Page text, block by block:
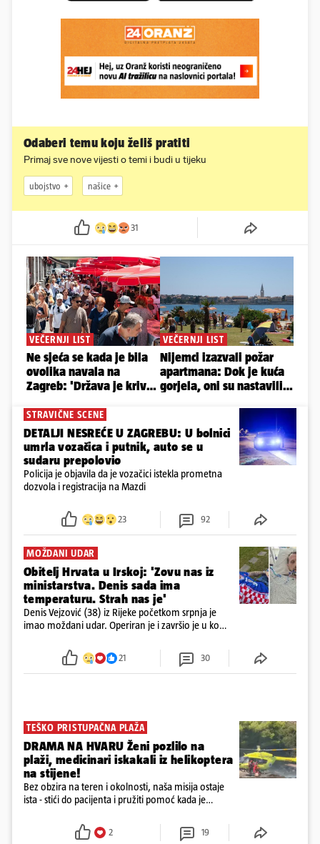
Odaberi temu koju želiš pratiti
Primaj sve nove vijesti o temi i budi u tijeku
ubojstvo našice
31
STRAVIČNE SCENE
DETALJI NESREĆE U ZAGREBU: U bolnici
umrla vozačica i putnik, auto se u
sudaru prepolovio
Policija je objavila da je vozačici istekla prometna
dozvola i registracija na Mazdi
23 92
MOŽDANI UDAR
Obitelj Hrvata u Irskoj: 'Zovu nas iz
ministarstva. Denis sada ima
temperaturu. Strah nas je'
Denis Vejzović (38) iz Rijeke početkom srpnja je
imao moždani udar. Operiran je i završio je u komi.
tamošnji liječnici ne vjeruju u oporavak: 'Imamo
21 30
TEŠKO PRISTUPAČNA PLAŽA
DRAMA NA HVARU Ženi pozlilo na
plaži, medicinari iskakali iz helikoptera
na stijene!
Bez obzira na teren i okolnosti, naša misija ostaje
ista - stići do pacijenta i pružiti pomoć kada je
2 19